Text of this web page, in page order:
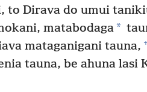
to Dirava do umui
matabodaga*
mataganigani tauna, +
tauna, be ahuna lasi